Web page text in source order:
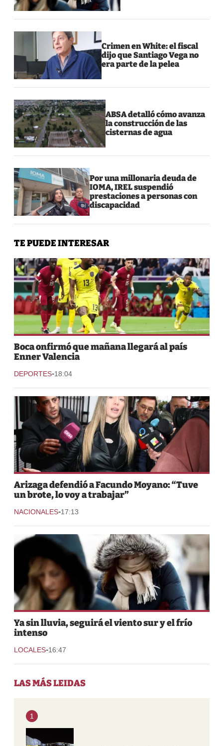
Crimen en White: el fiscal
dijo que Santiago Vega no
era parte de la pelea
ABSA detalló cómo avanza
la construcción de las
cisternas de agua
Por una millonaria deuda de
IOMA, IREL suspendió
prestaciones a personas con
discapacidad
TE PUEDE INTERESAR
Boca onfirmó que mañana llegará al país
Enner Valencia
DEPORTES-18:04
Arizaga defendió a Facundo Moyano: “Tuve
un brote, lo voy a trabajar”
NACIONALES-17:13
Ya sin lluvia, seguirá el viento sur y el frío
intenso
LOCALES-16:47
LAS MÁS LEIDAS
1